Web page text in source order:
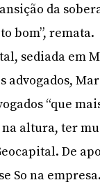
da
bom”, remata.
sediada em
advogados,
“que
na altura, ter
De
So na empresa.